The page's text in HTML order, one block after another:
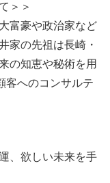
＞＞
富豪や政治家など
家の先祖は長崎・
の知恵や秘術を用
客へのコンサルテ
、欲しい未来を手